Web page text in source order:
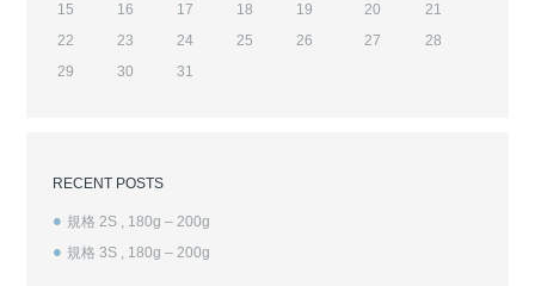
15
16 17 18 19 20
21
22
23 24 25 26 27
28
29
30 31
RECENT POSTS
規格 2S , 180g – 200g
規格 3S , 180g – 200g